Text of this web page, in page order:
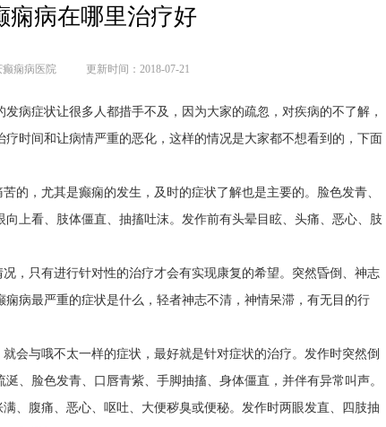
痫病在哪里治疗好
痫病医院 更新时间：2018-07-21
病症状让很多人都措手不及，因为大家的疏忽，对疾病的不了解，
时间和让病情严重的恶化，这样的情况是大家都不想看到的，下面
的，尤其是癫痫的发生，及时的症状了解也是主要的。脸色发青、
上看、肢体僵直、抽搐吐沫。发作前有头晕目眩、头痛、恶心、肢
，只有进行针对性的治疗才会有实现康复的希望。突然昏倒、神志
病最严重的症状是什么，轻者神志不清，神情呆滞，有无目的行
会与哦不太一样的症状，最好就是针对症状的治疗。发作时突然倒
、脸色发青、口唇青紫、手脚抽搐、身体僵直，并伴有异常叫声。
、腹痛、恶心、呕吐、大便秽臭或便秘。发作时两眼发直、四肢抽